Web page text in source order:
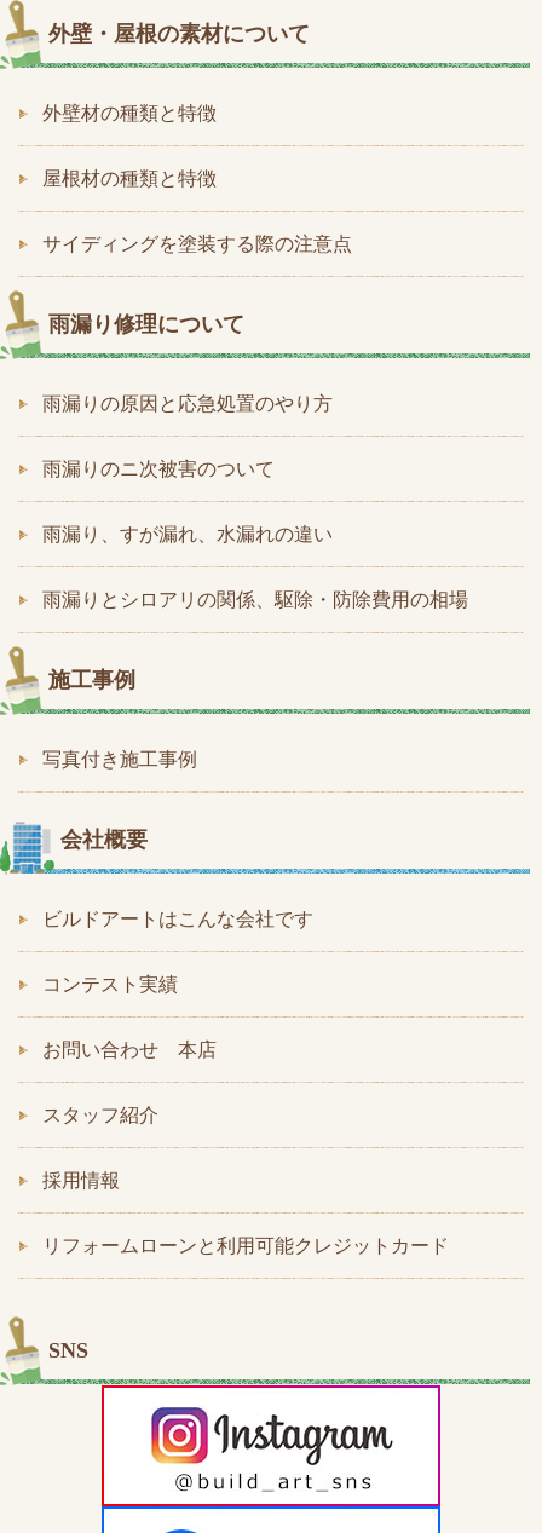
外壁・屋根の素材について
外壁材の種類と特徴
屋根材の種類と特徴
サイディングを塗装する際の注意点
雨漏り修理について
雨漏りの原因と応急処置のやり方
雨漏りのニ次被害のついて
雨漏り、すが漏れ、水漏れの違い
雨漏りとシロアリの関係、駆除・防除費用の相場
施工事例
写真付き施工事例
会社概要
ビルドアートはこんな会社です
コンテスト実績
お問い合わせ 本店
スタッフ紹介
採用情報
リフォームローンと利用可能クレジットカード
SNS